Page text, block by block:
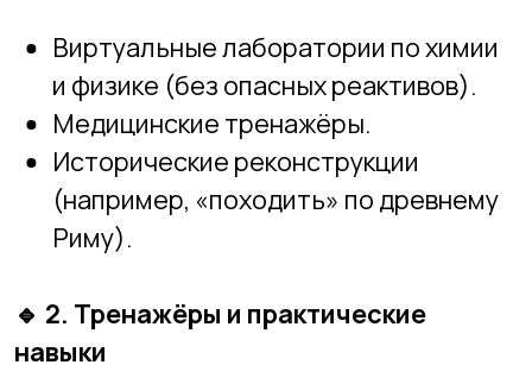
3. Интерактивные учебники и 3D-
презентации (AR)
Биология: объёмные модели
органов.
География: вращающиеся глобусы,
Математика: наглядные
визуализации сложных формул и
геометрии.